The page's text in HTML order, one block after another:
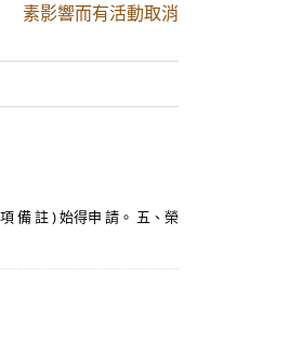
素影響而有活動取消
備 註 ) 始得申 請。 五、榮